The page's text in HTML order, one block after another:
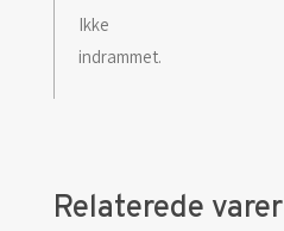
Ikke
indrammet.
Relaterede varer